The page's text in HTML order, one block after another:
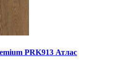
PRK913 Атлас